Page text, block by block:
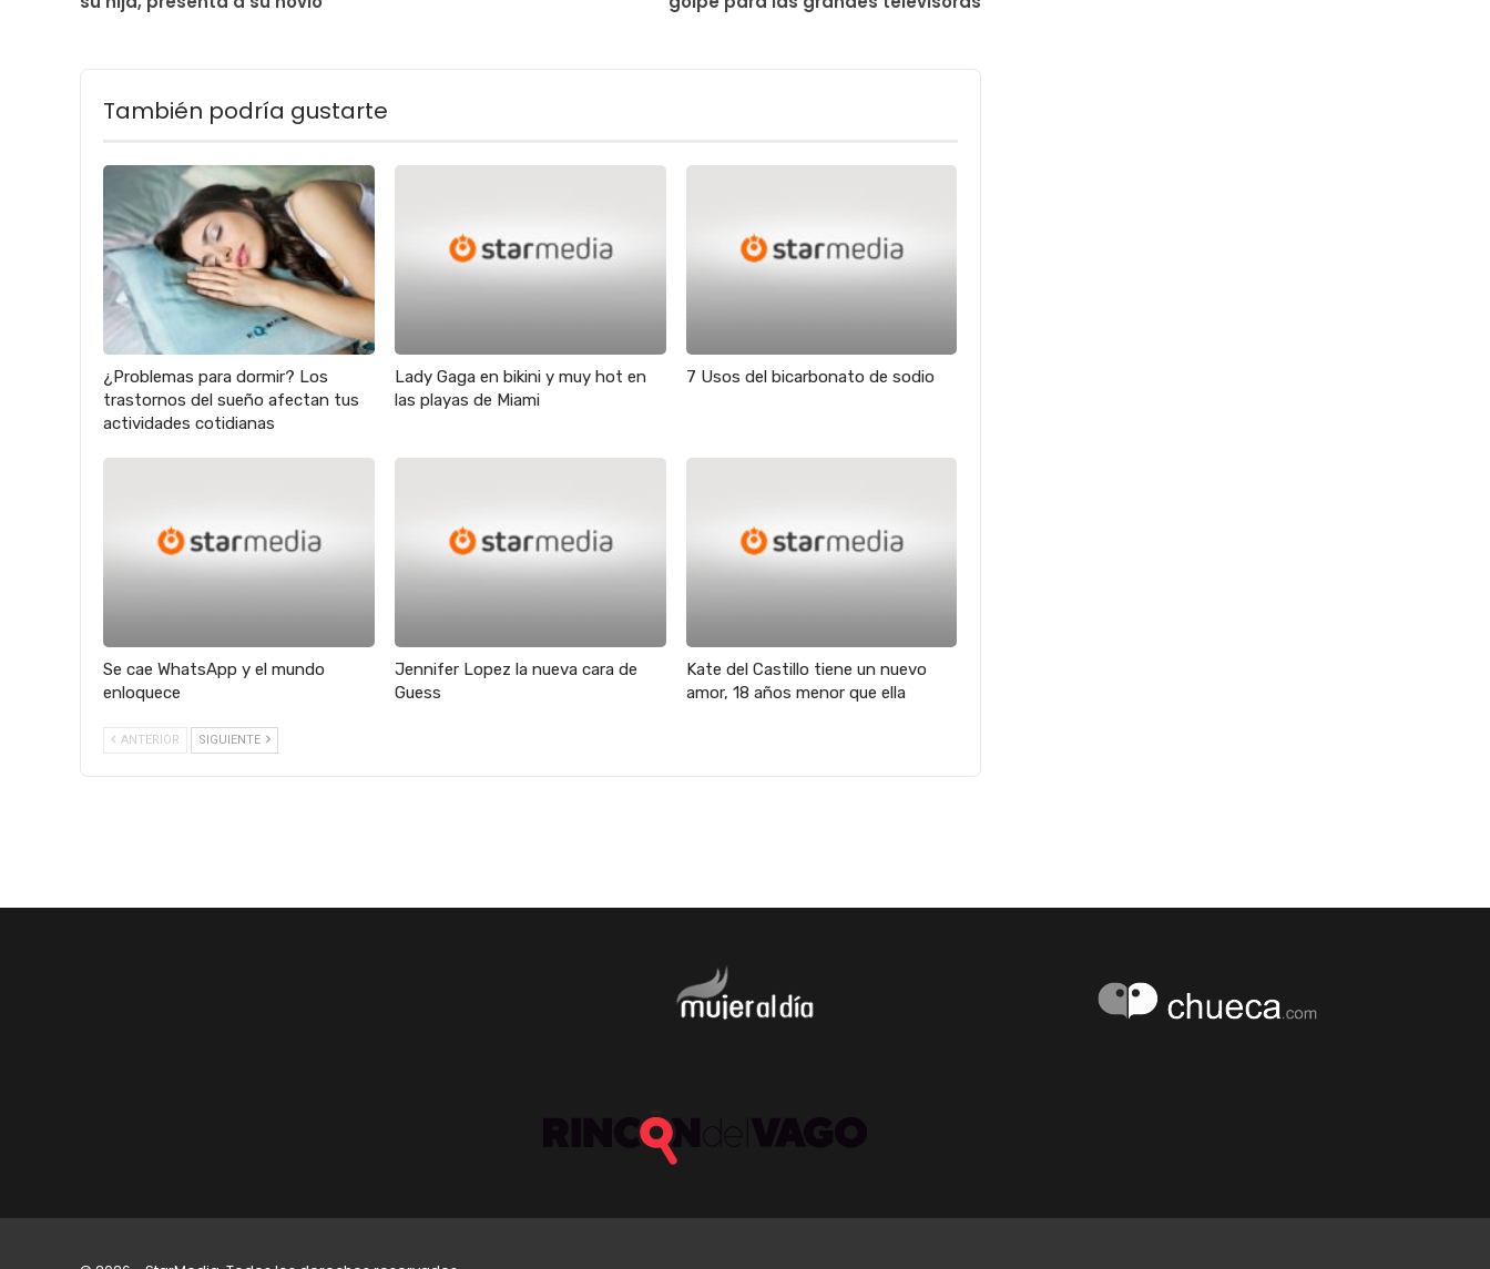
También podría gustarte
¿Problemas para dormir? Los
trastornos del sueño afectan tus
actividades cotidianas
Lady Gaga en bikini y muy hot en
las playas de Miami
7 Usos del bicarbonato de sodio
Se cae WhatsApp y el mundo
enloquece
Jennifer Lopez la nueva cara de
Guess
Kate del Castillo tiene un nuevo
amor, 18 años menor que ella
ANTERIOR SIGUIENTE